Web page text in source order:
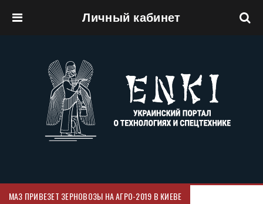
Личный кабинет
МАЗ ПРИВЕЗЕТ ЗЕРНОВОЗЫ НА АГРО-2019 В КИЕВЕ